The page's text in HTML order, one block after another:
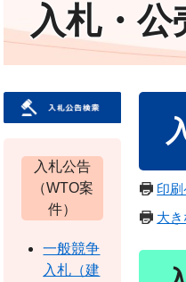
本
へ
入札・公
印
大
入札公告
（WTO案
件）
一般競争
入札（建